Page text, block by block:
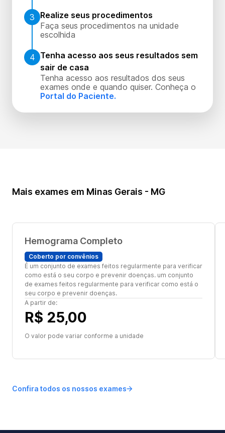
3
Realize seus procedimentos
Faça seus procedimentos na unidade
escolhida
4 Tenha acesso aos seus resultados sem
sair de casa
Tenha acesso aos resultados dos seus
exames onde e quando quiser. Conheça o
Portal do Paciente.
Mais exames em Minas Gerais - MG
Hemograma Completo
Coberto por convênios
É um conjunto de exames feitos regularmente para verificar
como está o seu corpo e prevenir doenças. um conjunto
de exames feitos regularmente para verificar como está o
seu corpo e prevenir doenças.
A partir de:
R$ 25,00
O valor pode variar conforme a unidade
Confira todos os nossos exames